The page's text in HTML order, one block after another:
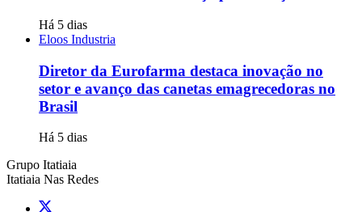
Há 5 dias
Eloos Industria
Diretor da Eurofarma destaca inovação no
setor e avanço das canetas emagrecedoras no
Brasil
Há 5 dias
Grupo Itatiaia
Itatiaia Nas Redes